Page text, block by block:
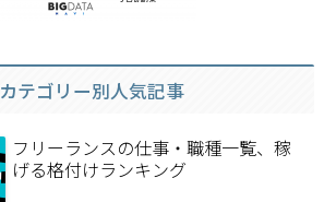
カテゴリー別人気記事
フリーランスの仕事・職種一覧、稼
げる格付けランキング